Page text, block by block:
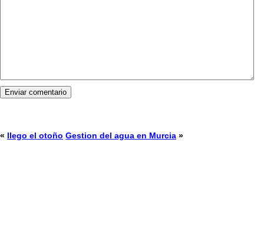
« llego el otoño Gestion del agua en Murcia »